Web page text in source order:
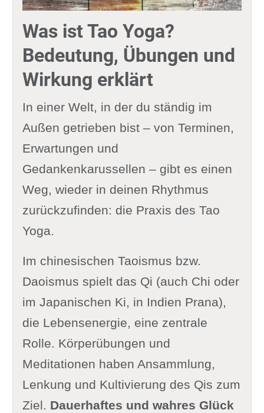
Was ist Tao Yoga?
Bedeutung, Übungen und
Wirkung erklärt
In einer Welt, in der du ständig im
Außen getrieben bist – von Terminen,
Erwartungen und
Gedankenkarussellen – gibt es einen
Weg, wieder in deinen Rhythmus
zurückzufinden: die Praxis des Tao
Yoga.
Im chinesischen Taoismus bzw.
Daoismus spielt das Qi (auch Chi oder
im Japanischen Ki, in Indien Prana),
die Lebensenergie, eine zentrale
Rolle. Körperübungen und
Meditationen haben Ansammlung,
Lenkung und Kultivierung des Qis zum
Ziel. Dauerhaftes und wahres Glück